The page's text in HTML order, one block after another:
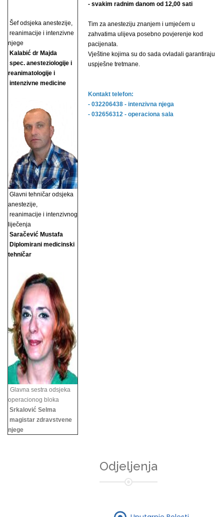
Šef odsjeka anestezije,
reanimacije i intenzivne
njege
Kalabić dr Majda
spec. anesteziologije i
reanimatologije i
intenzivne medicine
Glavni tehničar odsjeka
anestezije,
reanimacije i intenzivnog
liječenja
Saračević Mustafa
Diplomirani medicinski
tehničar
Glavna sestra odsjeka
operacionog bloka
Srkalović Selma
magistar zdravstvene
njege
- svakim radnim danom od 12,00 sati
Tim za anesteziju znanjem i umjećem u
zahvatima ulijeva posebno povjerenje kod
pacijenata.
Vještine kojima su do sada ovladali garantiraju
uspješne tretmane.
Kontakt telefon:
- 032206438 - intenzivna njega
- 032656312 - operaciona sala
Odjeljenja